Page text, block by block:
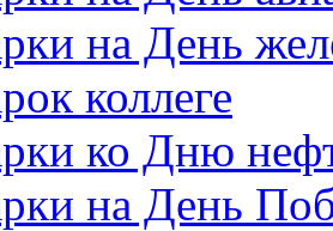
на День
коллеге
ко Дню
на День